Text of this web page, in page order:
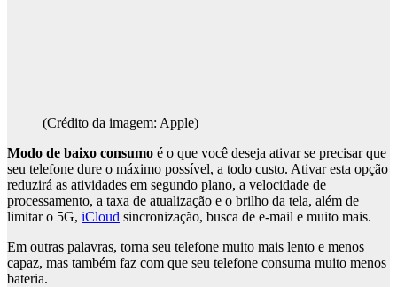
(Crédito da imagem: Apple)
Modo de baixo consumo é o que você deseja ativar se precisar que
seu telefone dure o máximo possível, a todo custo. Ativar esta opção
reduzirá as atividades em segundo plano, a velocidade de
processamento, a taxa de atualização e o brilho da tela, além de
limitar o 5G, iCloud sincronização, busca de e-mail e muito mais.
Em outras palavras, torna seu telefone muito mais lento e menos
capaz, mas também faz com que seu telefone consuma muito menos
bateria.